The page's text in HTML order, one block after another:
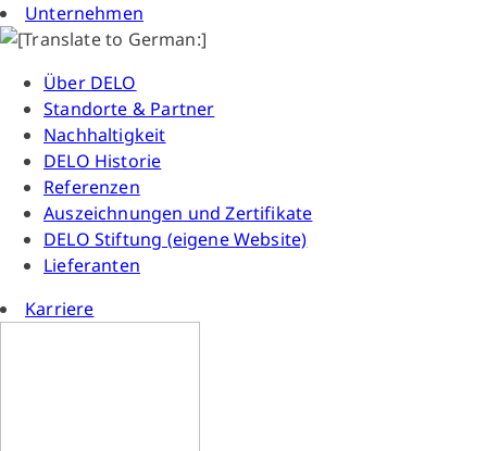
Unternehmen
Über DELO
Standorte & Partner
Nachhaltigkeit
DELO Historie
Referenzen
Auszeichnungen und Zertifikate
DELO Stiftung (eigene Website)
Lieferanten
Karriere